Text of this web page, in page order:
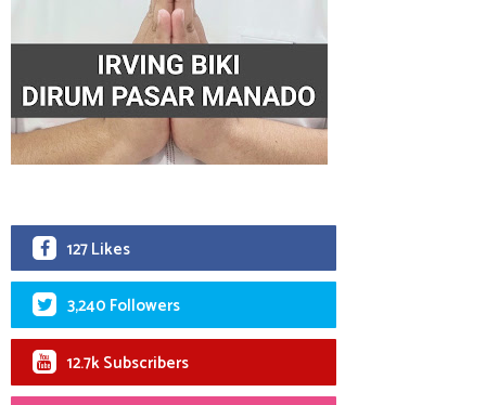
127 Likes
3,240 Followers
12.7k Subscribers